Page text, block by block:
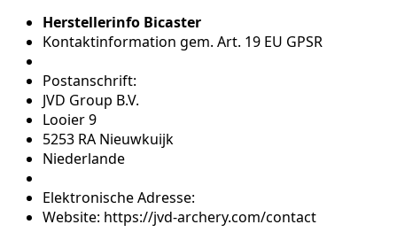
Herstellerinfo Bicaster
Kontaktinformation gem. Art. 19 EU GPSR
Postanschrift:
JVD Group B.V.
Looier 9
5253 RA Nieuwkuijk
Niederlande
Elektronische Adresse:
Website: https://jvd-archery.com/contact